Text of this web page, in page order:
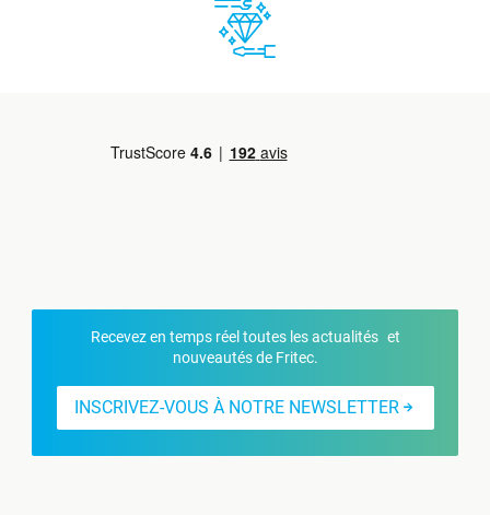
Recevez en temps réel toutes les actualités et
nouveautés de Fritec.
INSCRIVEZ-VOUS À NOTRE NEWSLETTER